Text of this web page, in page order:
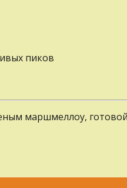
пиков
маршмеллоу,